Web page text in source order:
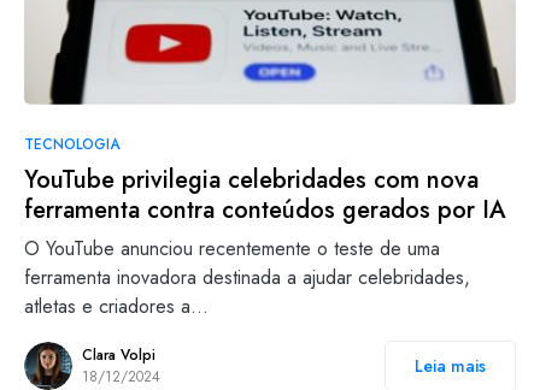
TECNOLOGIA
YouTube privilegia celebridades com nova
ferramenta contra conteúdos gerados por IA
O YouTube anunciou recentemente o teste de uma
ferramenta inovadora destinada a ajudar celebridades,
atletas e criadores a…
Clara Volpi
18/12/2024
Leia mais